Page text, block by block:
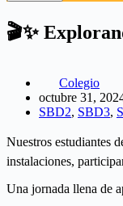
🎬✨
Colegio
octubre 31,
SBD2, SBD3,
Nuestros estudiantes
instalaciones,
Una jornada llena de